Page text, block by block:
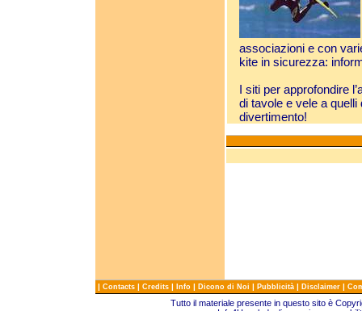
associazioni e con
kite in sicurezza:
I siti per approfondire
di tavole e vele a quelli
divertimento!
| Contacts | Credits | Info | Dicono di Noi | Pubblicità | Disclaimer |
Tutto il materiale presente in questo sito è